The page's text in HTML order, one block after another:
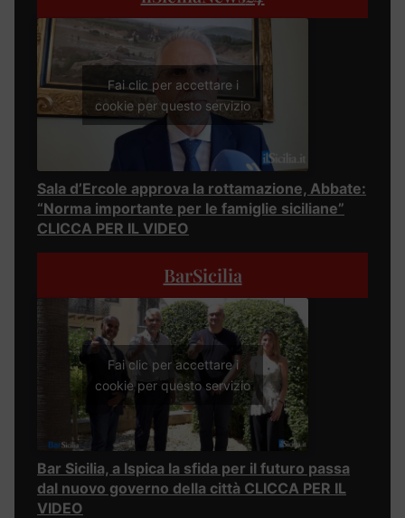
Fai clic per accettare i
cookie per questo servizio
Sala d’Ercole approva la rottamazione, Abbate:
“Norma importante per le famiglie siciliane”
CLICCA PER IL VIDEO
BarSicilia
Fai clic per accettare i
cookie per questo servizio
Bar Sicilia, a Ispica la sfida per il futuro passa
dal nuovo governo della città CLICCA PER IL
VIDEO